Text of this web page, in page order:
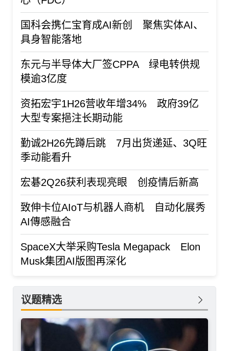
国科会携仁宝育成AI新创 聚焦实体AI、
具身智能落地
东元与半导体大厂签CPPA 绿电转供规
模逾3亿度
资拓宏宇1H26营收年增34% 政府39亿
大型专案挹注长期动能
勤诚2H26先蹲后跳 7月出货递延、3Q旺
季动能看升
宏碁2Q26获利表现亮眼 创疫情后新高
致伸卡位AIoT与机器人商机 自动化展秀
AI傳感融合
SpaceX大举采购Tesla Megapack Elon
Musk集团AI版图再深化
议题精选